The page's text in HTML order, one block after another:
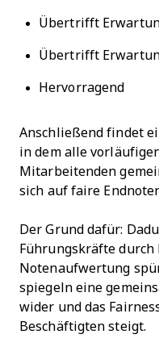
Übertrifft
Übertrifft
Hervorragend
Anschließend findet
in dem alle
Mitarbeitenden
sich auf faire
Der Grund dafür:
Führungskräfte
Notenaufwertung
spiegeln eine
wider und das
Beschäftigten steigt.